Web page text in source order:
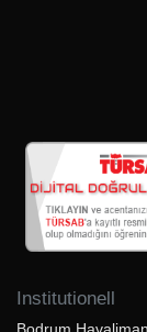
Institutionell